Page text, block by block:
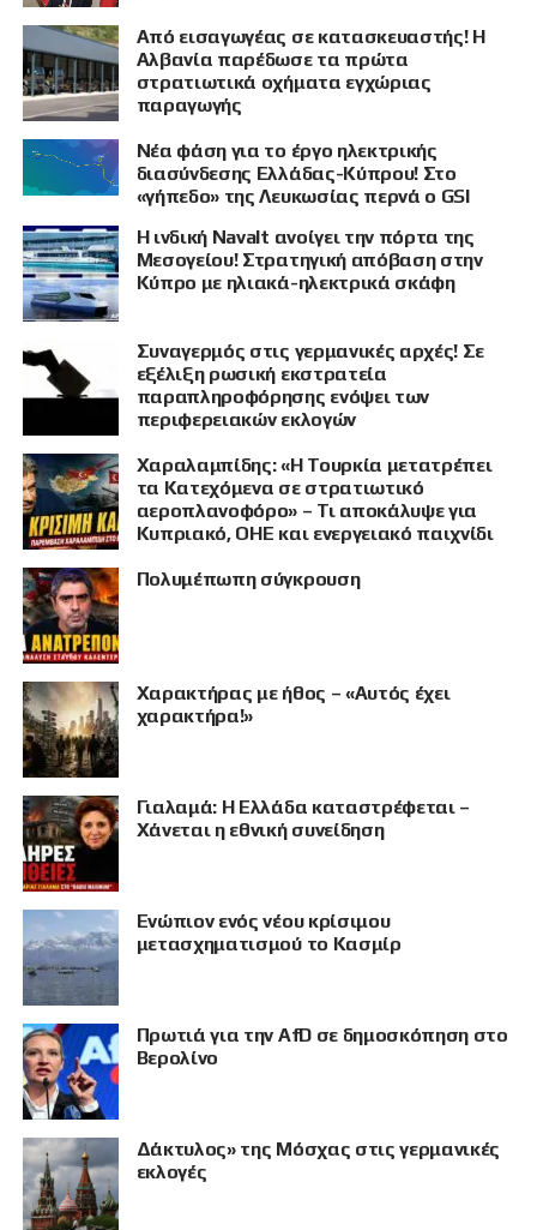
Από εισαγωγέας σε κατασκευαστής! Η
Αλβανία παρέδωσε τα πρώτα
στρατιωτικά οχήματα εγχώριας
παραγωγής
Νέα φάση για το έργο ηλεκτρικής
διασύνδεσης Ελλάδας-Κύπρου! Στο
«γήπεδο» της Λευκωσίας περνά ο GSI
Η ινδική Navalt ανοίγει την πόρτα της
Μεσογείου! Στρατηγική απόβαση στην
Κύπρο με ηλιακά-ηλεκτρικά σκάφη
Συναγερμός στις γερμανικές αρχές! Σε
εξέλιξη ρωσική εκστρατεία
παραπληροφόρησης ενόψει των
περιφερειακών εκλογών
Χαραλαμπίδης: «Η Τουρκία μετατρέπει
τα Κατεχόμενα σε στρατιωτικό
αεροπλανοφόρο» – Τι αποκάλυψε για
Κυπριακό, ΟΗΕ και ενεργειακό παιχνίδι
Πολυμέπωπη σύγκρουση
Χαρακτήρας με ήθος – «Αυτός έχει
χαρακτήρα!»
Γιαλαμά: Η Ελλάδα καταστρέφεται –
Χάνεται η εθνική συνείδηση
Eνώπιον ενός νέου κρίσιμου
μετασχηματισμού το Κασμίρ
Πρωτιά για την AfD σε δημοσκόπηση στο
Βερολίνο
Δάκτυλος» της Μόσχας στις γερμανικές
εκλογές